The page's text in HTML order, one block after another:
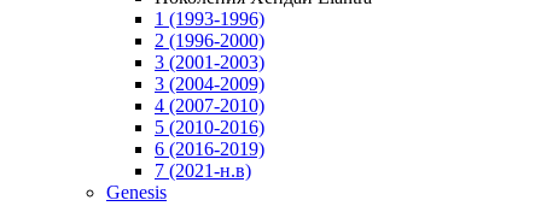
1 (1993-1996)
2 (1996-2000)
3 (2001-2003)
3 (2004-2009)
4 (2007-2010)
5 (2010-2016)
6 (2016-2019)
7 (2021-н.в)
Genesis